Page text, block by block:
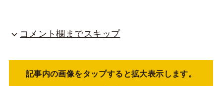
コメント欄までスキップ
記事内の画像をタップすると拡大表示します。